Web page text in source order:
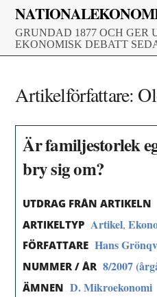
Skip
content
GRUNDAD 1877 OCH GER
EKONOMISK DEBATT
Artikelförfattare:
Är familjestorlek
bry sig om?
UTDRAG FRÅN ARTIKELN
ARTIKELTYP Artikel,
FÖRFATTARE Hans
NUMMER / ÅR 8/2007
ÄMNEN D. Mikroekonomi